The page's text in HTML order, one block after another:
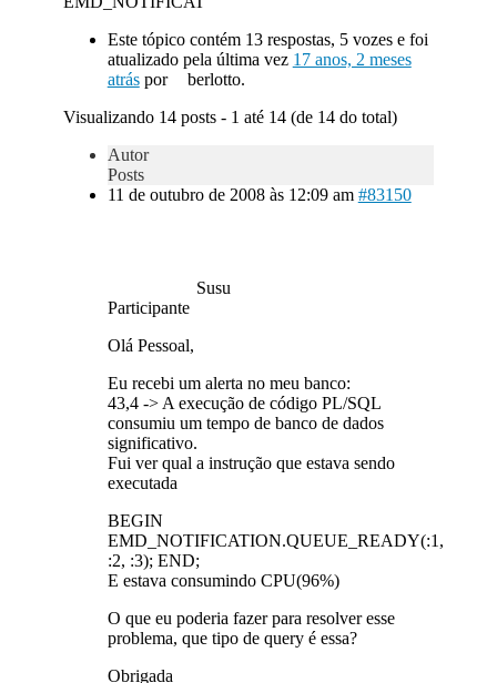
Este tópico contém 13 respostas, 5 vozes e foi
atualizado pela última vez 17 anos, 2 meses
atráspor
berlotto.
Visualizando 14 posts - 1 até 14 (de 14 do total)
Autor
Posts
11 de outubro de 2008 às 12:09 am #83150
Susu
Participante
Olá Pessoal,
Eu recebi um alerta no meu banco:
43,4 -> A execução de código PL/SQL
consumiu um tempo de banco de dados
significativo.
Fui ver qual a instrução que estava sendo
executada
BEGIN
EMD_NOTIFICATION.QUEUE_READY(:1,
:2, :3); END;
E estava consumindo CPU(96%)
O que eu poderia fazer para resolver esse
problema, que tipo de query é essa?
Obrigada